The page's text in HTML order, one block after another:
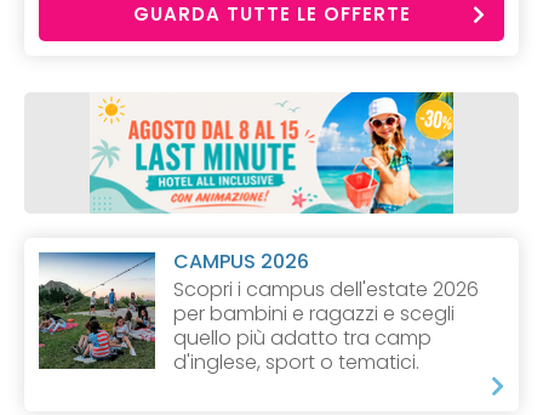
GUARDA TUTTE LE OFFERTE
CAMPUS 2026
Scopri i campus dell'estate 2026
per bambini e ragazzi e scegli
quello più adatto tra camp
d'inglese, sport o tematici.